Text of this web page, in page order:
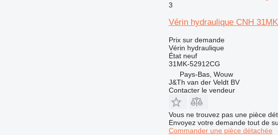
3
Vérin hydraulique CNH
Prix sur demande
Vérin hydraulique
Étatneuf
31MK-52912CG
Pays-Bas, Wouw
J&Th van der Veldt BV
Contacter le vendeur
Vous ne trouvez pas une pièce
Envoyez votre demande tout de
Commander une pièce détachée